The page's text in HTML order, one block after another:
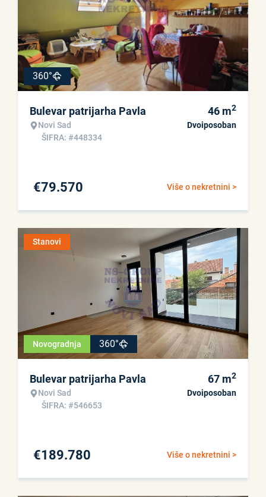
360°
Bulevar patrijarha Pavla
Novi Sad
ŠIFRA: #448334
46 m2
Dvoiposoban
Više o nekretnini >
€79.570
Stanovi
Novogradnja 360°
Bulevar patrijarha Pavla
Novi Sad
ŠIFRA: #546653
67 m2
Dvoiposoban
Više o nekretnini >
€189.780